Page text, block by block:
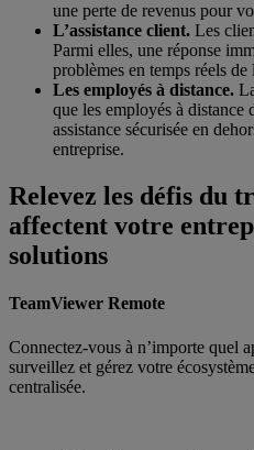
une perte de revenus pour
L’assistance client. Les
Parmi elles, une réponse
problèmes en temps réels
Les employés à distance.
que les employés à distance
assistance sécurisée en
entreprise.
Relevez les défis du
affectent votre
solutions
TeamViewer Remote
Connectez-vous à n’importe quel
surveillez et gérez votre
centralisée.